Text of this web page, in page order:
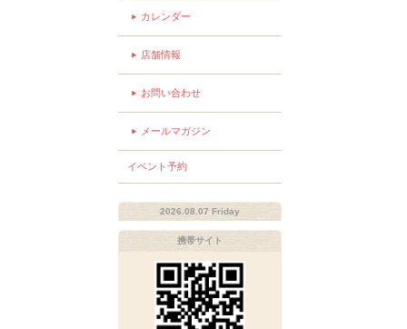
カレンダー
店舗情報
お問い合わせ
メールマガジン
イベント予約
2026.08.07 Friday
携帯サイト